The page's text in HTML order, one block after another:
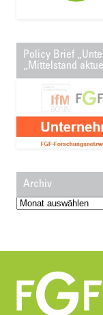
Policy Brief
„Mittelstand
Archiv
Archiv